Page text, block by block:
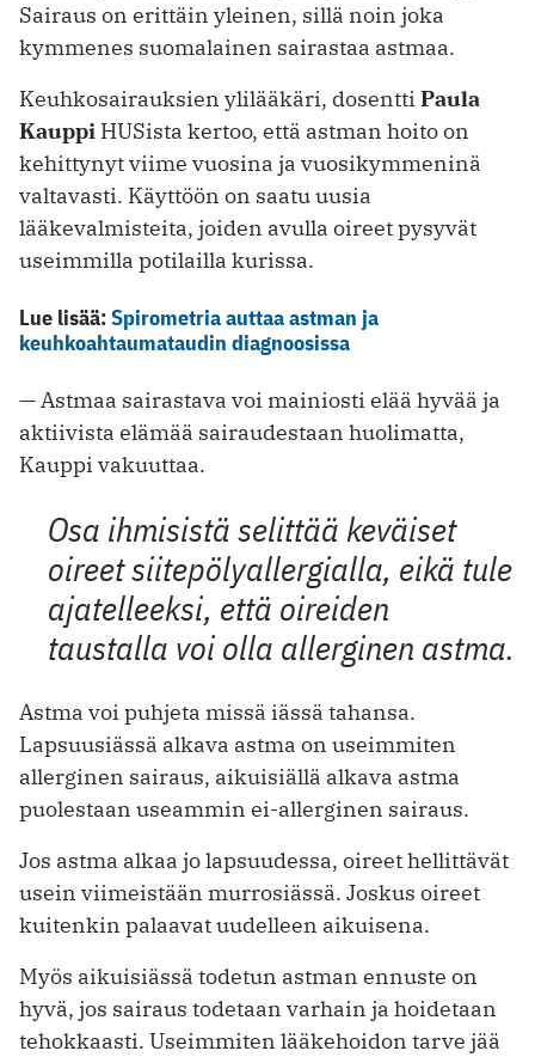
Sairaus on erittäin yleinen, sillä noin joka
kymmenes suomalainen sairastaa astmaa.
Keuhkosairauksien ylilääkäri, dosentti Paula
Kauppi HUSista kertoo, että astman hoito on
kehittynyt viime vuosina ja vuosikymmeninä
valtavasti. Käyttöön on saatu uusia
lääkevalmisteita, joiden avulla oireet pysyvät
useimmilla potilailla kurissa.
Lue lisää:Spirometria auttaa astman ja
keuhkoahtaumataudin diagnoosissa
— Astmaa sairastava voi mainiosti elää hyvää ja
aktiivista elämää sairaudestaan huolimatta,
Kauppi vakuuttaa.
Osa ihmisistä selittää keväiset
oireet siitepölyallergialla, eikä tule
ajatelleeksi, että oireiden
taustalla voi olla allerginen astma.
Astma voi puhjeta missä iässä tahansa.
Lapsuusiässä alkava astma on useimmiten
allerginen sairaus, aikuisiällä alkava astma
puolestaan useammin ei-allerginen sairaus.
Jos astma alkaa jo lapsuudessa, oireet hellittävät
usein viimeistään murrosiässä. Joskus oireet
kuitenkin palaavat uudelleen aikuisena.
Myös aikuisiässä todetun astman ennuste on
hyvä, jos sairaus todetaan varhain ja hoidetaan
tehokkaasti. Useimmiten lääkehoidon tarve jää